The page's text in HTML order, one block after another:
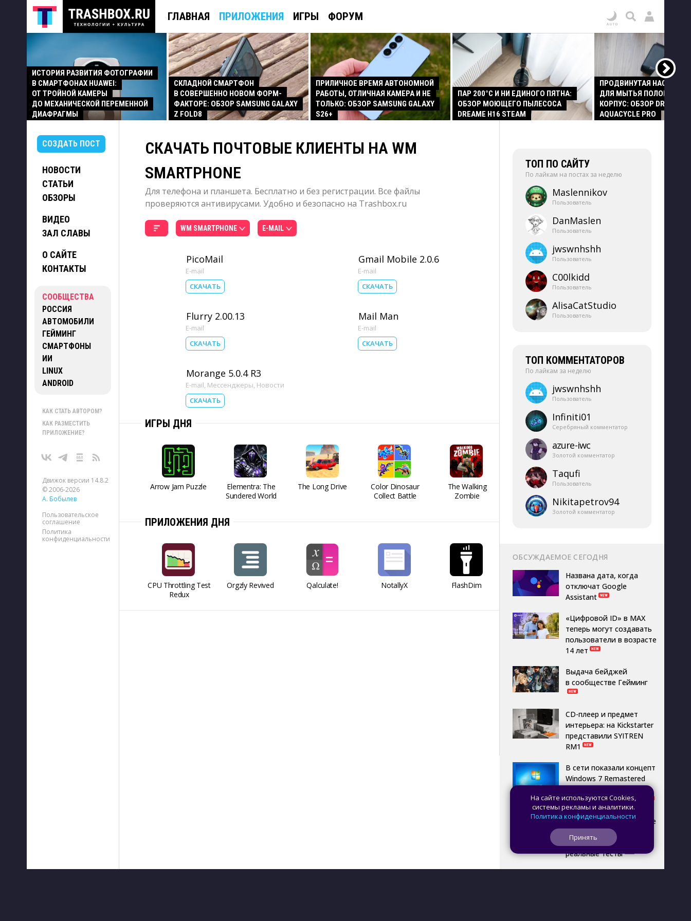
ГЛАВНАЯ ПРИЛОЖЕНИЯ ИГРЫ ФОРУМ
ИСТОРИЯ РАЗВИТИЯ ФОТОГРАФИИ
В СМАРТФОНАХ HUAWEI:
ОТ ТРОЙНОЙ КАМЕРЫ
ДО МЕХАНИЧЕСКОЙ ПЕРЕМЕННОЙ
ДИАФРАГМЫ
СКЛАДНОЙ СМАРТФОН
В СОВЕРШЕННО НОВОМ ФОРМ-
ФАКТОРЕ: ОБЗОР SAMSUNG GALAXY
Z FOLD8
ПРИЛИЧНОЕ ВРЕМЯ АВТОНОМНОЙ
РАБОТЫ, ОТЛИЧНАЯ КАМЕРА И НЕ
ТОЛЬКО: ОБЗОР SAMSUNG GALAXY
S26+
ПАР 200°C И НИ ЕДИНОГО ПЯТНА:
ОБЗОР МОЮЩЕГО ПЫЛЕСОСА
DREAME H16 STEAM
ПРОДВИНУТАЯ НАСАДКА
ДЛЯ МЫТЬЯ ПОЛОВ И
КОРПУС: ОБЗОР DREAME
AQUACYCLE PRO
СОЗДАТЬ ПОСТ
НОВОСТИ
СТАТЬИ
ОБЗОРЫ
ВИДЕО
ЗАЛ СЛАВЫ
О САЙТЕ
КОНТАКТЫ
СООБЩЕСТВА
РОССИЯ
АВТОМОБИЛИ
ГЕЙМИНГ
СМАРТФОНЫ
ИИ
LINUX
ANDROID
КАК СТАТЬ АВТОРОМ?
КАК РАЗМЕСТИТЬ
ПРИЛОЖЕНИЕ?
Движок версии 14.8.2
© 2006-2026
А. Бобылев
Пользовательское
соглашение
Политика
конфиденциальности
СКАЧАТЬ ПОЧТОВЫЕ КЛИЕНТЫ НА WM
SMARTPHONE
Для телефона и планшета. Бесплатно и без регистрации. Все файлы
проверяются антивирусами. Удобно и безопасно на Trashbox.ru
WM SMARTPHONE E-MAIL
PicoMail
E-mail
СКАЧАТЬ
Gmail Mobile 2.0.6
E-mail
СКАЧАТЬ
Flurry 2.00.13
E-mail
СКАЧАТЬ
Mail Man
E-mail
СКАЧАТЬ
Morange 5.0.4 R3
E-mail, Мессенджеры, Новости
СКАЧАТЬ
ИГРЫ ДНЯ
Arrow Jam Puzzle
Elementra: The
Sundered World
The Long Drive
Color Dinosaur
Collect Battle
The Walking
Zombie
REMATCH HOCKEY
26
ПРИЛОЖЕНИЯ ДНЯ
CPU Throttling Test
Redux
Orgzly Revived Qalculate! NotallyX FlashDim
Day Counter –
Cчетчик дней
App Lock
ТОП ПО САЙТУ
По лайкам на постах за неделю
Maslennikov
Пользователь
DanMaslen
Пользователь
jwswnhshh
Пользователь
C00lkidd
Пользователь
AlisaCatStudio
Пользователь
ТОП КОММЕНТАТОРОВ
По лайкам за неделю
jwswnhshh
Пользователь
Infiniti01
Серебряный комментатор
azure-​iwc
Золотой комментатор
Taqufi
Пользователь
Nikitapetrov94
Золотой комментатор
ОБСУЖДАЕМОЕ СЕГОДНЯ
Названа дата, когда
отключат Google
Assistant
«Цифровой ID» в MAX
теперь могут создавать
пользователи в возрасте
14 лет
Выдача бейджей
в сообществе Гейминг
CD-плеер и предмет
интерьера: на Kickstarter
представили SYITREN
RM1
В сети показали концепт
Windows 7 Remastered
Design и ИИ-поиском
Самый маленький в мире
графический процессор
TinyGPU прошёл первые
реальные тесты
На сайте используются Cookies,
системы рекламы и аналитики.
Политика конфиденциальности
Принять